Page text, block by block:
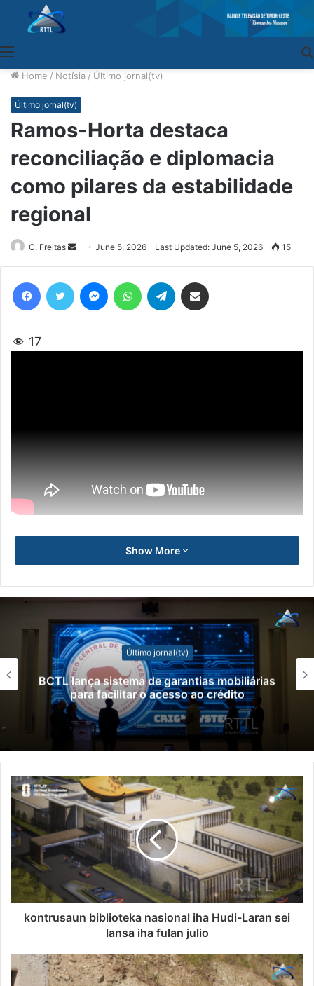
Home / Notísia / Último jornal(tv)
Último jornal(tv)
Ramos-Horta destaca
reconciliação e diplomacia
como pilares da estabilidade
regional
C. Freitas
Send
an
email
June 5, 2026 Last Updated: June 5, 2026 15
17
Show More
Último jornal(tv)
lança sistema de garantias mobiliárias
para facilitar o acesso ao crédito
kontrusaun biblioteka nasional iha Hudi-Laran sei
lansa iha fulan julio